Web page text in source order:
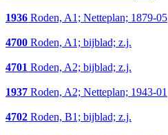
1936 Roden, A1; Netteplan; 1879-05
4700 Roden, A1; bijblad; z.j.
4701 Roden, A2; bijblad; z.j.
1937 Roden, A2; Netteplan; 1943-01
4702 Roden, B1; bijblad; z.j.